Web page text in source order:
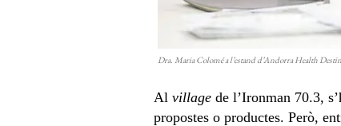
Dra. Maria Colomé a l’estand d’Andorra Health
Al village de l’Ironman 70.3,
propostes o productes. Però,